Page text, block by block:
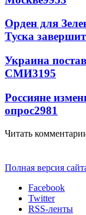
Орден для
Туска
Украина
СМИ3195
Россияне
опрос2981
Читать
Полная версия
Facebook
Twitter
RSS-ленты